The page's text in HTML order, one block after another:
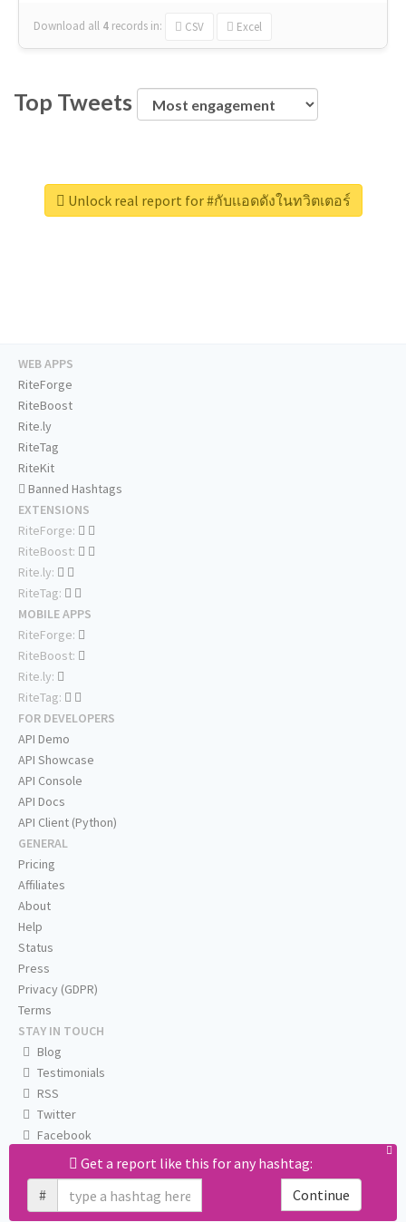
Download all 4 records in: CSV Excel
Top Tweets
Unlock real report for #กับเเอดดังในทวิตเตอร์
Get a report like this for any hashtag:
#
Continue
WEB APPS
RiteForge
RiteBoost
Rite.ly
RiteTag
RiteKit
Banned Hashtags
EXTENSIONS
RiteForge:
RiteBoost:
Rite.ly:
RiteTag:
MOBILE APPS
RiteForge:
RiteBoost:
Rite.ly:
RiteTag:
FOR DEVELOPERS
API Demo
API Showcase
API Console
API Docs
API Client (Python)
GENERAL
Pricing
Affiliates
About
Help
Status
Press
Privacy (GDPR)
Terms
STAY IN TOUCH
Blog
Testimonials
RSS
Twitter
Facebook
Email us